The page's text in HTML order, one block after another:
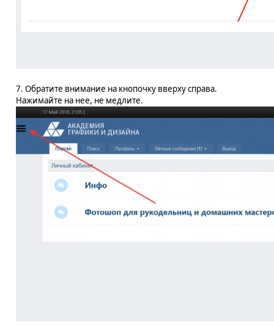
7. Обратите внимание на кнопочку вверху справа.
Нажимайте на нее, не медлите.